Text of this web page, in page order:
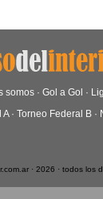
somos · Gol a Gol ·
A· Torneo Federal B ·
· 2026 · todos los